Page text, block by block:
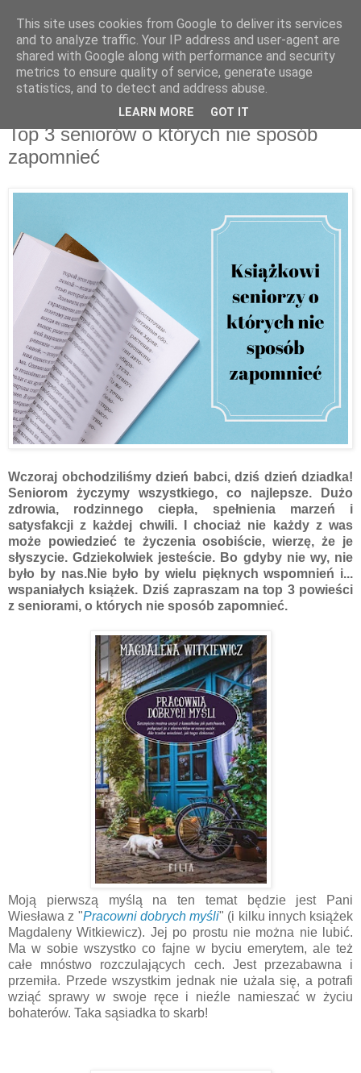
Recenzje na widelcu
Portal kulturalny - książki, recenzje, inspiracje, konkursy.
wtorek, 22 stycznia 2019
Top 3 seniorów o których nie sposób
zapomnieć
Wczoraj obchodziliśmy dzień babci, dziś dzień dziadka!
Seniorom życzymy wszystkiego, co najlepsze. Dużo
zdrowia, rodzinnego ciepła, spełnienia marzeń i
satysfakcji z każdej chwili. I chociaż nie każdy z was
może powiedzieć te życzenia osobiście, wierzę, że je
słyszycie. Gdziekolwiek jesteście. Bo gdyby nie wy, nie
było by nas.Nie było by wielu pięknych wspomnień i...
wspaniałych książek. Dziś zapraszam na top 3 powieści
z seniorami, o których nie sposób zapomnieć.
Moją pierwszą myślą na ten temat będzie jest Pani
Wiesława z "Pracowni dobrych myśli" (i kilku innych książek
Magdaleny Witkiewicz). Jej po prostu nie można nie lubić.
Ma w sobie wszystko co fajne w byciu emerytem, ale też
całe mnóstwo rozczulających cech. Jest przezabawna i
przemiła. Przede wszystkim jednak nie użala się, a potrafi
wziąć sprawy w swoje ręce i nieźle namieszać w życiu
bohaterów. Taka sąsiadka to skarb!
This site uses cookies from Google to deliver its services
and to analyze traffic. Your IP address and user-agent are
shared with Google along with performance and security
metrics to ensure quality of service, generate usage
statistics, and to detect and address abuse.
LEARN MORE GOT IT